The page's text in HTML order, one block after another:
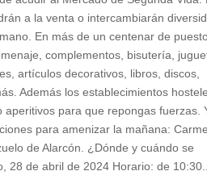
a la venta o intercambiarán
En más de un centenar de
complementos, bisutería,
artículos decorativos, libros, discos,
Además los establecimientos
aperitivos para que repongas fuerzas.
para amenizar la mañana:
de Alarcón. ¿Dónde y cuándo se
28 de abril de 2024 Horario: de 10:30...